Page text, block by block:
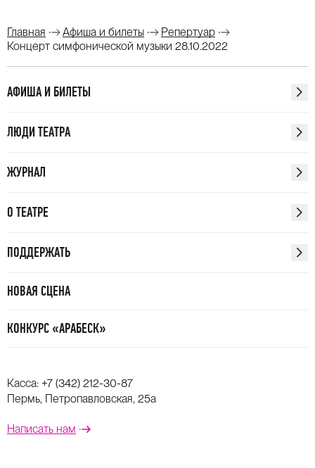
Главная Афиша и билеты
Репертуар
Концерт симфонической музыки 28.10.2022
АФИША И БИЛЕТЫ
ЛЮДИ ТЕАТРА
ЖУРНАЛ
О ТЕАТРЕ
ПОДДЕРЖАТЬ
НОВАЯ СЦЕНА
КОНКУРС «АРАБЕСК»
Касса: +7 (342) 212-30-87
Пермь, Петропавловская, 25а
Написать нам